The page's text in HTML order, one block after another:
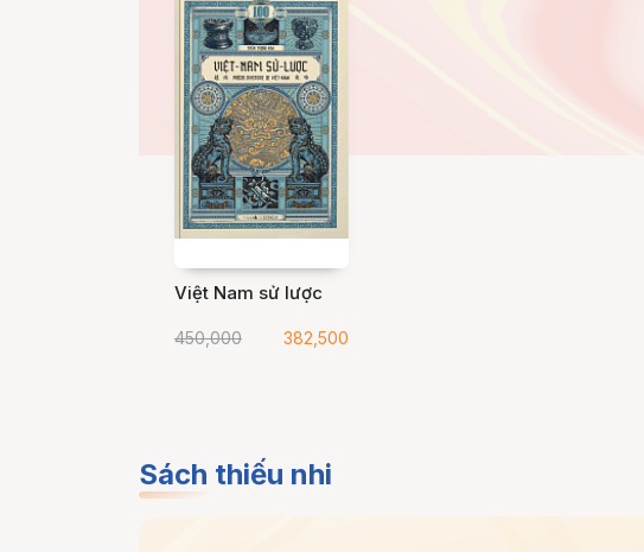
Việt Nam sử lược
450,000 382,500
Sách thiếu nhi